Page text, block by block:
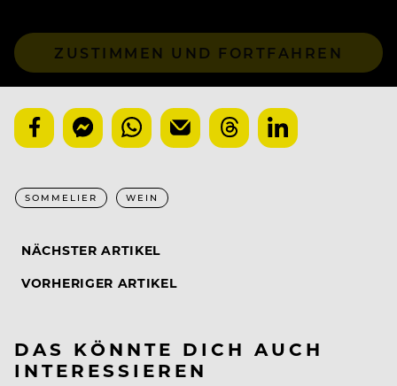
ZUSTIMMEN UND FORTFAHREN
SOMMELIER WEIN
NÄCHSTER ARTIKEL
VORHERIGER ARTIKEL
DAS KÖNNTE DICH AUCH
INTERESSIEREN